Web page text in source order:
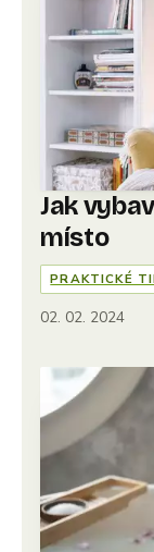
Jak
místo
PRAKTICKÉ
02. 02. 2024